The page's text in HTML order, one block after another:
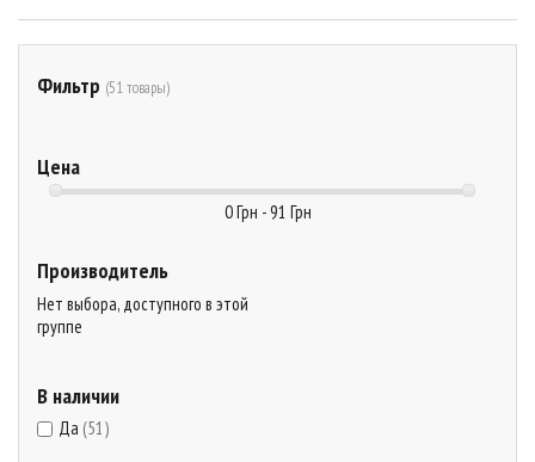
Фильтр (51 товары)
Цена
0 Грн - 91 Грн
Производитель
Нет выбора, доступного в этой
группе
В наличии
Да (51)